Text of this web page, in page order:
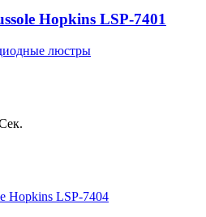
Hopkins LSP-7401
люстры